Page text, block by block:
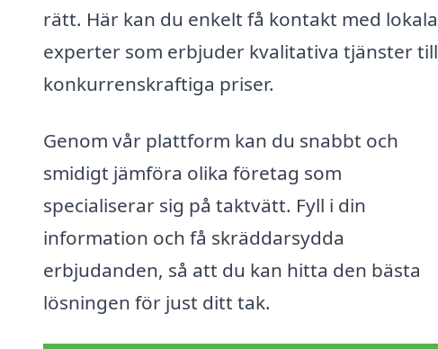
rätt. Här kan du enkelt få kontakt med lokala
experter som erbjuder kvalitativa tjänster till
konkurrenskraftiga priser.
Genom vår plattform kan du snabbt och
smidigt jämföra olika företag som
specialiserar sig på taktvätt. Fyll i din
information och få skräddarsydda
erbjudanden, så att du kan hitta den bästa
lösningen för just ditt tak.